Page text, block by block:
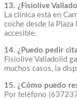
13. ¿Fisiolive
La clínica está en
coche desde la
accesible.
14. ¿Puedo pedir
Fisiolive Valladolid
muchos casos, la
15. ¿Cómo puedo
Por teléfono